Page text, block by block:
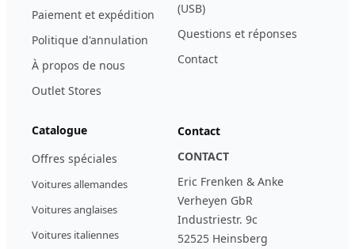
Paiement et expédition
Politique d'annulation
À propos de nous
Outlet Stores
(USB)
Questions et réponses
Contact
Catalogue
Offres spéciales
Voitures allemandes
Voitures anglaises
Voitures italiennes
Contact
CONTACT
Eric Frenken & Anke
Verheyen GbR
Industriestr. 9c
52525 Heinsberg